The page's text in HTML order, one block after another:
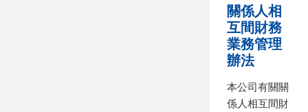
關係人相
互間財務
業務管理
辦法
本公司有關關
係人相互間財